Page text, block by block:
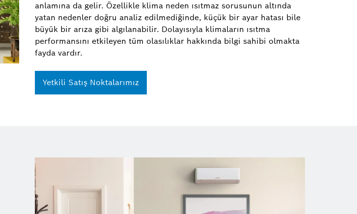
anlamına da gelir. Özellikle klima neden ısıtmaz sorusunun altında
yatan nedenler doğru analiz edilmediğinde, küçük bir ayar hatası bile
büyük bir arıza gibi algılanabilir. Dolayısıyla klimaların ısıtma
performansını etkileyen tüm olasılıklar hakkında bilgi sahibi olmakta
fayda vardır.
Yetkili Satış Noktalarımız